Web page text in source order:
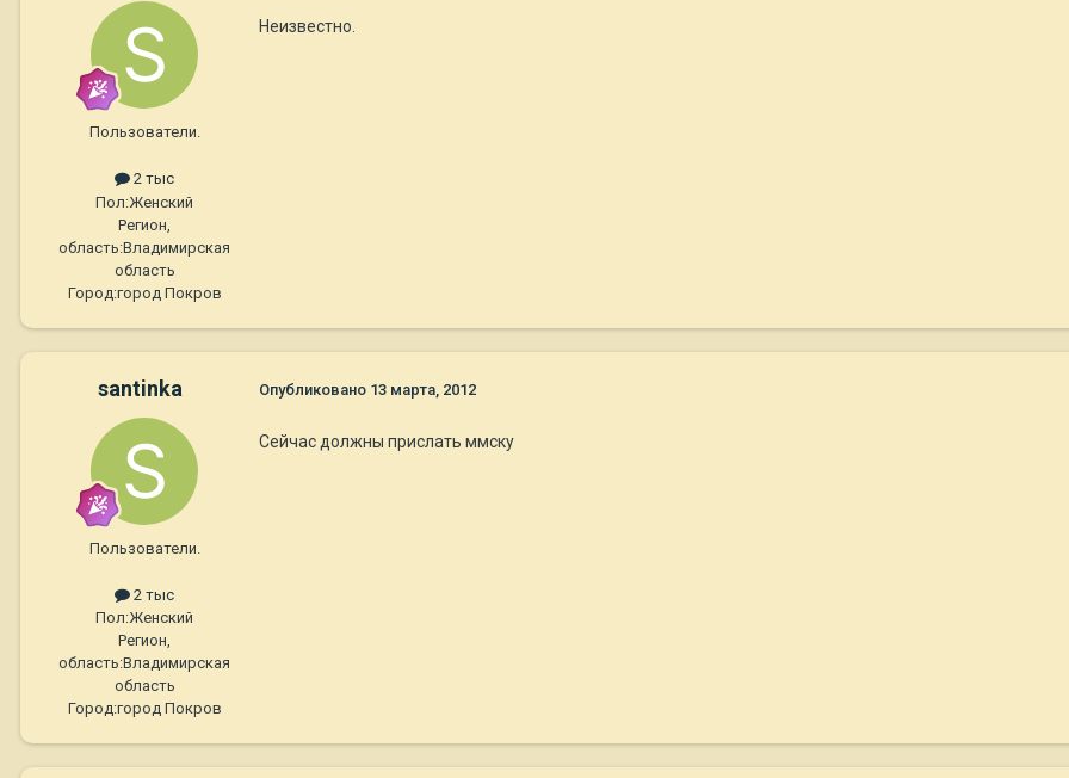
Пользователи.
2 тыс
Пол:Женский
Регион,
область:Владимирская
область
Город:город Покров
Неизвестно.
santinka
Пользователи.
2 тыс
Пол:Женский
Регион,
область:Владимирская
область
Город:город Покров
Опубликовано 13 марта, 2012
Сейчас должны прислать ммску